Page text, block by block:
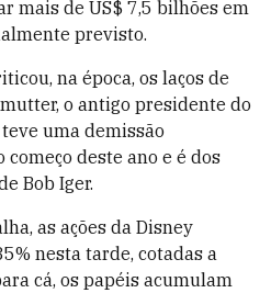
mais de US$ 7,5 bilhões em
previsto.
na época, os laços de
o antigo presidente do
uma demissão
deste ano e é dos
Bob Iger.
as ações da Disney
nesta tarde, cotadas a
cá, os papéis acumulam